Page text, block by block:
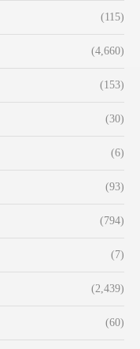
(115)
(4,660)
(153)
(30)
(6)
(93)
(794)
(7)
(2,439)
(60)